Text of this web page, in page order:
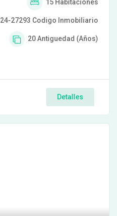
15 Habitaciones
24-27293 Codigo Inmobiliario
20Antiguedad (Años)
Detalles